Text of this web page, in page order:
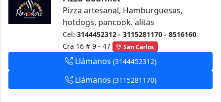
Pizza artesanal, Hamburguesas,
hotdogs, pancook. alitas
Cel: 3144452312 - 3115281170 - 8516160
Cra 16 # 9 - 47
San Carlos
Llámanos (3144452312)
Llámanos (3115281170)